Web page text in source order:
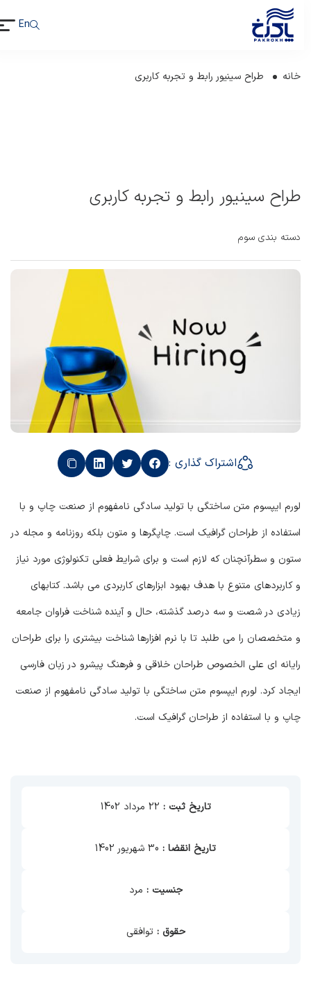
En
خانه طراح سینیور رابط و تجربه کاربری
طراح سینیور رابط و تجربه کاربری
دسته بندی سوم
اشتراک گذاری :
لورم ایپسوم متن ساختگی با تولید سادگی نامفهوم از صنعت چاپ و با
استفاده از طراحان گرافیک است. چاپگرها و متون بلکه روزنامه و مجله در
ستون و سطرآنچنان که لازم است و برای شرایط فعلی تکنولوژی مورد نیاز
و کاربردهای متنوع با هدف بهبود ابزارهای کاربردی می باشد. کتابهای
زیادی در شصت و سه درصد گذشته، حال و آینده شناخت فراوان جامعه
و متخصصان را می طلبد تا با نرم افزارها شناخت بیشتری را برای طراحان
رایانه ای علی الخصوص طراحان خلاقی و فرهنگ پیشرو در زبان فارسی
ایجاد کرد. لورم ایپسوم متن ساختگی با تولید سادگی نامفهوم از صنعت
چاپ و با استفاده از طراحان گرافیک است.
تاریخ ثبت : 22 مرداد 1402
تاریخ انقضا : 30 شهریور 1402
جنسیت : مرد
حقوق : توافقی